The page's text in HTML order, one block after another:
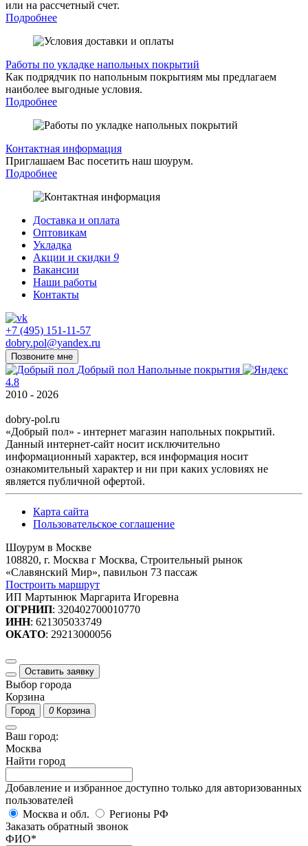
или на рассчетный счет.
Подробнее
Работы по укладке напольных покрытий
Как подрядчик по напольным покрытиям мы предлагаем
наиболее выгодные условия.
Подробнее
Контактная информация
Приглашаем Вас посетить наш шоурум.
Подробнее
Доставка и оплата
Оптовикам
Укладка
Акции и скидки 9
Вакансии
Наши работы
Контакты
+7 (495) 151-11-57
dobry.pol@yandex.ru
Позвоните мне
Добрый пол Напольные покрытия
4.8
2010 - 2026
dobry-pol.ru
«Добрый пол» - интернет магазин напольных покрытий.
Данный интернет-сайт носит исключительно
информационный характер, вся информация носит
ознакомительный характер и ни при каких условиях не
является публичной офертой.
Карта сайта
Пользовательское соглашение
Шоурум в Москве
108820, г. Москва г Москва, Строительный рынок
«Славянский Мир», павильон 73 пассаж
Построить маршрут
ИП Мартынюк Маргарита Игоревна
ОГРНИП: 320402700010770
ИНН: 621305033749
ОКАТО: 29213000056
Оставить заявку
Выбор города
Корзина
Город 0 Корзина
Ваш город:
Москва
Найти город
Добавление и избранное доступно только для авторизованных
пользователей
Москва и обл.
Регионы РФ
Заказать обратный звонок
ФИО*